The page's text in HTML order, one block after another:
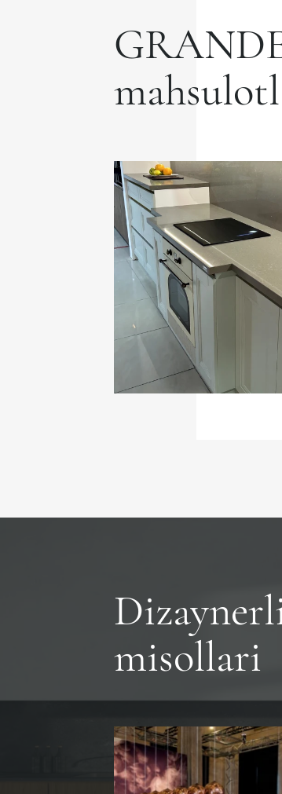
misollari